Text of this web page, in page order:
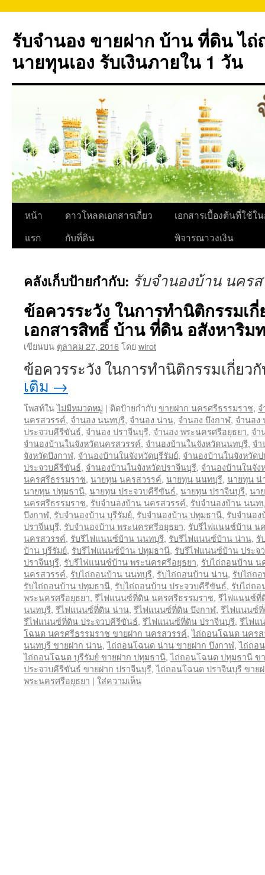
ยัง
เนื้อหา
รับจำนอง ขายฝาก บ้าน ที่ดิน ไ
นายทุนเอง รับเงินภายใน 1 วัน
หน้า
แรก
ดาวโหลดเอกสารเกี่ยว
กับที่ดิน
เอกสารเบื้องต้นที่ใช้ใ
พิจารณาวงเงิน
คลังเก็บป้ายกำกับ: รับจำนองบ้าน นคร
ข้อควรระวัง ในการทำนิติกรรมเ
เอกสารสิทธิ์ บ้าน ที่ดิน อสังหาริม
เขียนบน ตุลาคม 27, 2016โดยwirot
ข้อควรระวัง ในการทำนิติกรรมเกี่ย
เติม →
โพสท์ในไม่มีหมวดหมู่ | ติดป้ายกำกับ ขายฝาก นครศรีธรรมราช,
นครสวรรค์, จำนอง นนทบุรี, จำนอง น่าน, จำนอง บึงกาฬ, จำนอง
ประจวบคีรีขันธ์, จำนอง ปราจีนบุรี, จำนอง พระนครศรีอยุธยา, จำ
จำนองบ้านในจังหวัดนครสวรรค์, จำนองบ้านในจังหวัดนนทบุรี, จ
จังหวัดบึงกาฬ, จำนองบ้านในจังหวัดบุรีรัมย์, จำนองบ้านในจังหวัด
ประจวบคีรีขันธ์, จำนองบ้านในจังหวัดปราจีนบุรี, จำนองบ้านในจั
นครศรีธรรมราช, นายทุน นครสวรรค์, นายทุน นนทบุรี, นายทุน น่
นายทุน ปทุมธานี, นายทุน ประจวบคีรีขันธ์, นายทุน ปราจีนบุรี, นา
นครศรีธรรมราช, รับจำนองบ้าน นครสวรรค์, รับจำนองบ้าน นนท
บึงกาฬ, รับจำนองบ้าน บุรีรัมย์, รับจำนองบ้าน ปทุมธานี, รับจำนอ
ปราจีนบุรี, รับจำนองบ้าน พระนครศรีอยุธยา, รับรีไฟแนนซ์บ้าน น
นครสวรรค์, รับรีไฟแนนซ์บ้าน นนทบุรี, รับรีไฟแนนซ์บ้าน น่าน, รั
บ้าน บุรีรัมย์, รับรีไฟแนนซ์บ้าน ปทุมธานี, รับรีไฟแนนซ์บ้าน ประจ
ปราจีนบุรี, รับรีไฟแนนซ์บ้าน พระนครศรีอยุธยา, รับไถ่ถอนบ้าน น
นครสวรรค์, รับไถ่ถอนบ้าน นนทบุรี, รับไถ่ถอนบ้าน น่าน, รับไถ่ถ
รับไถ่ถอนบ้าน ปทุมธานี, รับไถ่ถอนบ้าน ประจวบคีรีขันธ์, รับไถ่ถ
พระนครศรีอยุธยา, รีไฟแนนซ์ที่ดิน นครศรีธรรมราช, รีไฟแนนซ์ที่
นนทบุรี, รีไฟแนนซ์ที่ดิน น่าน, รีไฟแนนซ์ที่ดิน บึงกาฬ, รีไฟแนนซ์
รีไฟแนนซ์ที่ดิน ประจวบคีรีขันธ์, รีไฟแนนซ์ที่ดิน ปราจีนบุรี, รีไฟแ
โฉนด นครศรีธรรมราช ขายฝาก นครสวรรค์,ไถ่ถอนโฉนด นคร
นนทบุรี ขายฝาก น่าน,ไถ่ถอนโฉนด น่าน ขายฝาก บึงกาฬ,ไถ่ถอ
ไถ่ถอนโฉนด บุรีรัมย์ ขายฝาก ปทุมธานี,ไถ่ถอนโฉนด ปทุมธานี ข
ประจวบคีรีขันธ์ ขายฝาก ปราจีนบุรี,ไถ่ถอนโฉนด ปราจีนบุรี ขาย
พระนครศรีอยุธยา | ใส่ความเห็น